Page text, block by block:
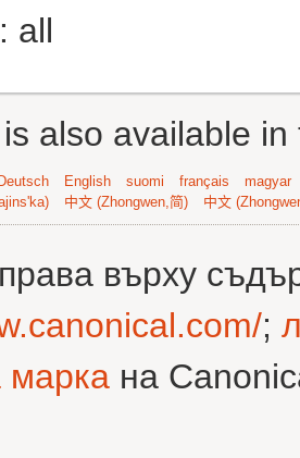
all
also available
Deutsch English suomi français
magyar
中文 (Zhongwen,简) 中文
върху
;
марка на